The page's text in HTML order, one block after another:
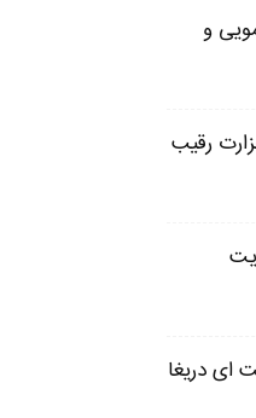
مویی و
هزارت رقیب
است ای دریغا